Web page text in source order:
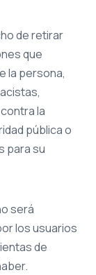
de retirar
que
la persona,
la
pública o
para su
será
los usuarios
de